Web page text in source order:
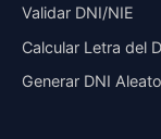
Validar DNI/NIE
Calcular Letra del
Generar DNI